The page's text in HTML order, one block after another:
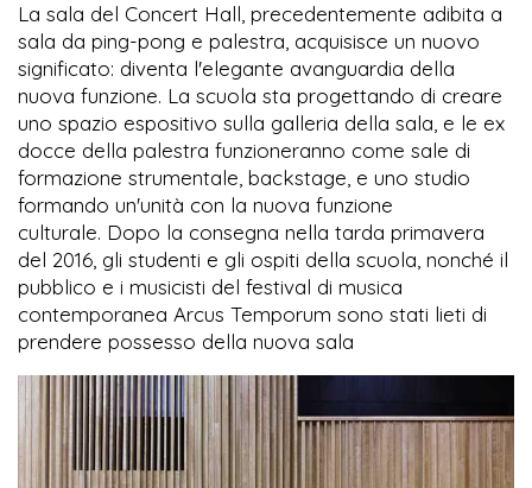
La sala del Concert Hall, precedentemente adibita a
sala da ping-pong e palestra, acquisisce un nuovo
significato: diventa l'elegante avanguardia della
nuova funzione. La scuola sta progettando di creare
uno spazio espositivo sulla galleria della sala, e le ex
docce della palestra funzioneranno come sale di
formazione strumentale, backstage, e uno studio
formando un'unità con la nuova funzione
culturale. Dopo la consegna nella tarda primavera
del 2016, gli studenti e gli ospiti della scuola, nonché il
pubblico e i musicisti del festival di musica
contemporanea Arcus Temporum sono stati lieti di
prendere possesso della nuova sala